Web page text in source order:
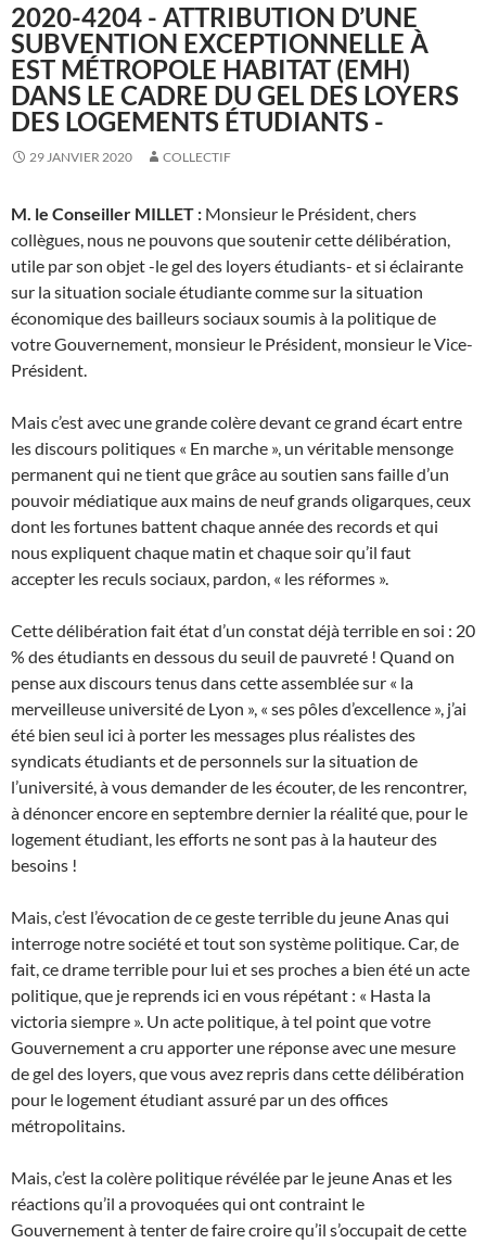
2020-4204 - ATTRIBUTION D’UNE
SUBVENTION EXCEPTIONNELLE À
EST MÉTROPOLE HABITAT (EMH)
DANS LE CADRE DU GEL DES LOYERS
DES LOGEMENTS ÉTUDIANTS -
29 JANVIER 2020 COLLECTIF
M. le Conseiller MILLET : Monsieur le Président, chers
collègues, nous ne pouvons que soutenir cette délibération,
utile par son objet -le gel des loyers étudiants- et si éclairante
sur la situation sociale étudiante comme sur la situation
économique des bailleurs sociaux soumis à la politique de
votre Gouvernement, monsieur le Président, monsieur le Vice-
Président.
Mais c’est avec une grande colère devant ce grand écart entre
les discours politiques « En marche », un véritable mensonge
permanent qui ne tient que grâce au soutien sans faille d’un
pouvoir médiatique aux mains de neuf grands oligarques, ceux
dont les fortunes battent chaque année des records et qui
nous expliquent chaque matin et chaque soir qu’il faut
accepter les reculs sociaux, pardon, « les réformes ».
Cette délibération fait état d’un constat déjà terrible en soi : 20
% des étudiants en dessous du seuil de pauvreté ! Quand on
pense aux discours tenus dans cette assemblée sur « la
merveilleuse université de Lyon », « ses pôles d’excellence », j’ai
été bien seul ici à porter les messages plus réalistes des
syndicats étudiants et de personnels sur la situation de
l’université, à vous demander de les écouter, de les rencontrer,
à dénoncer encore en septembre dernier la réalité que, pour le
logement étudiant, les efforts ne sont pas à la hauteur des
besoins !
Mais, c’est l’évocation de ce geste terrible du jeune Anas qui
interroge notre société et tout son système politique. Car, de
fait, ce drame terrible pour lui et ses proches a bien été un acte
politique, que je reprends ici en vous répétant : « Hasta la
victoria siempre ». Un acte politique, à tel point que votre
Gouvernement a cru apporter une réponse avec une mesure
de gel des loyers, que vous avez repris dans cette délibération
pour le logement étudiant assuré par un des offices
métropolitains.
Mais, c’est la colère politique révélée par le jeune Anas et les
réactions qu’il a provoquées qui ont contraint le
Gouvernement à tenter de faire croire qu’il s’occupait de cette